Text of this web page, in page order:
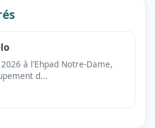
à l’Ehpad Notre-Dame,
d...